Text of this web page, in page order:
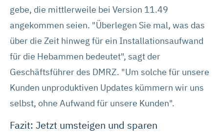
und „Auswahl erlauben“ können Sie die Cookies
individuell verwalten und Ihre Einwilligung jederzeit für die
Zukunft ändern oder widerrufen. Weitere Informationen
dazu und zu den Cookies führen wir in dieser
Datenschutzerklärung auf. Unser Impressum ist
hierabrufbar.
gebe, die mittlerweile bei Version 11.49
angekommen seien. "Überlegen Sie mal, was das
über die Zeit hinweg für ein Installationsaufwand
für die Hebammen bedeutet", sagt der
Geschäftsführer des DMRZ. "Um solche für unsere
Kunden unproduktiven Updates kümmern wir uns
selbst, ohne Aufwand für unsere Kunden".
Fazit: Jetzt umsteigen und sparen